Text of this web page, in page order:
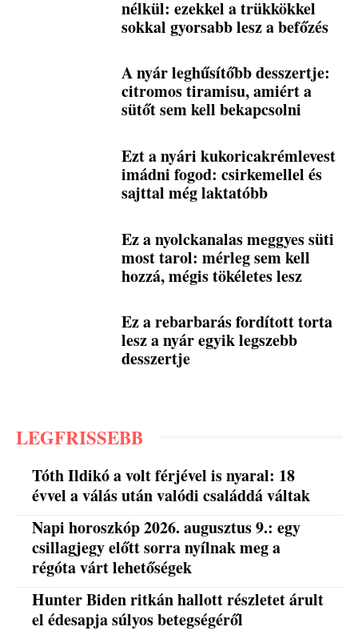
nélkül: ezekkel a trükkökkel
sokkal gyorsabb lesz a befőzés
A nyár leghűsítőbb desszertje:
citromos tiramisu, amiért a
sütőt sem kell bekapcsolni
Ezt a nyári kukoricakrémlevest
imádni fogod: csirkemellel és
sajttal még laktatóbb
Ez a nyolckanalas meggyes süti
most tarol: mérleg sem kell
hozzá, mégis tökéletes lesz
Ez a rebarbarás fordított torta
lesz a nyár egyik legszebb
desszertje
LEGFRISSEBB
Tóth Ildikó a volt férjével is nyaral: 18
évvel a válás után valódi családdá váltak
Napi horoszkóp 2026. augusztus 9.: egy
csillagjegy előtt sorra nyílnak meg a
régóta várt lehetőségek
Hunter Biden ritkán hallott részletet árult
el édesapja súlyos betegségéről